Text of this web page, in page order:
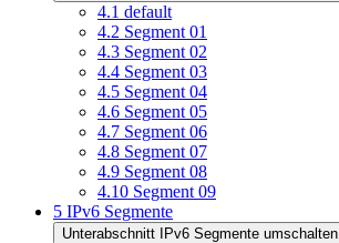
4.1 default
4.2 Segment 01
4.3 Segment 02
4.4 Segment 03
4.5 Segment 04
4.6 Segment 05
4.7 Segment 06
4.8 Segment 07
4.9 Segment 08
4.10 Segment 09
5 IPv6 Segmente
Unterabschnitt IPv6 Segmente umschalten